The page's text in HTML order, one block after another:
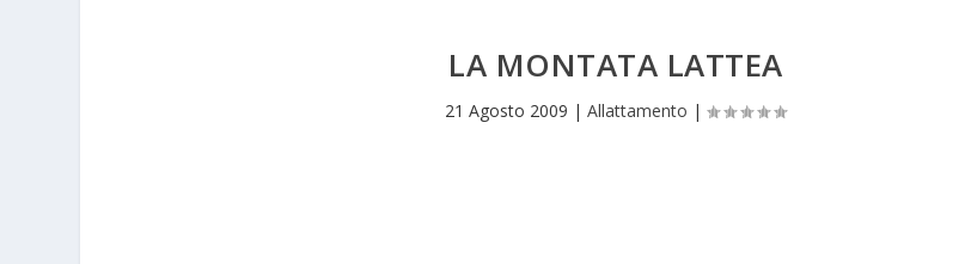
LA MONTATA LATTEA
21 Agosto 2009 |Allattamento |